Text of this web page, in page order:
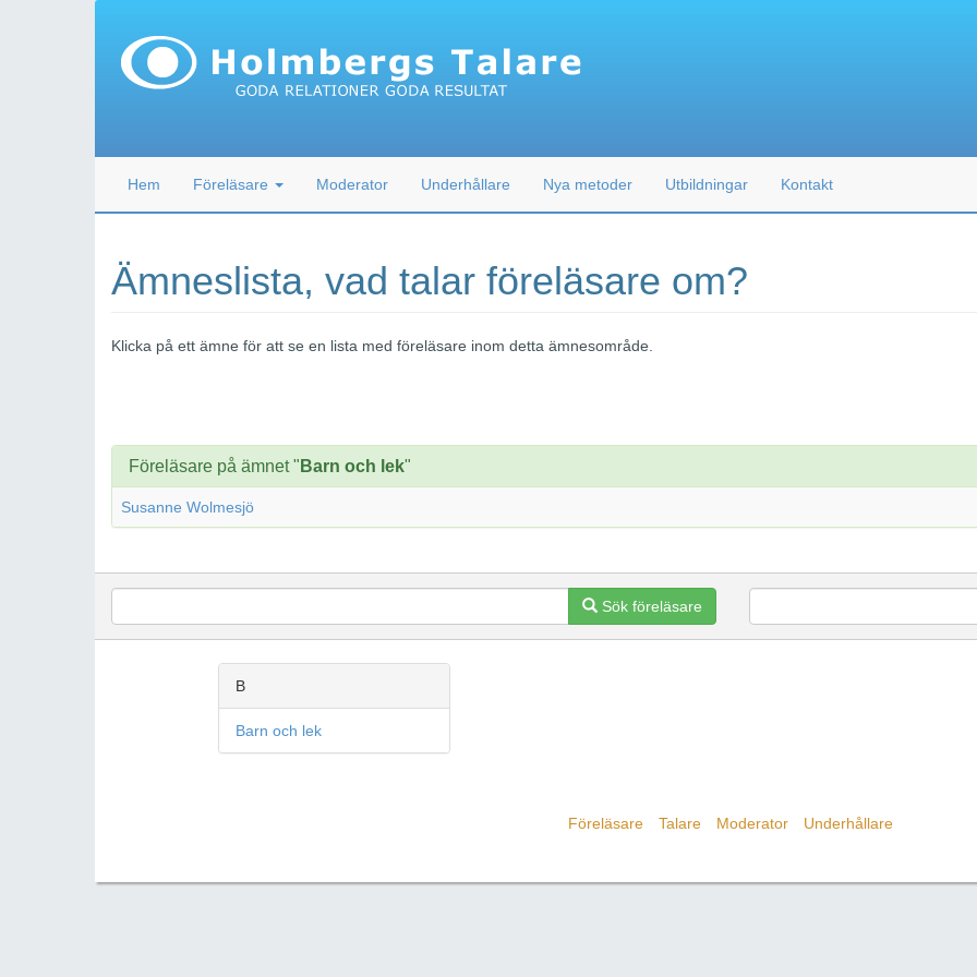
Hem Föreläsare Moderator Underhållare Nya metoder Utbildningar Kontakt
Ämneslista, vad talar föreläsare om?
Klicka på ett ämne för att se en lista med föreläsare inom detta ämnesområde.
Föreläsare på ämnet " Barn och lek"
Susanne Wolmesjö
Sök föreläsare
B
Barn och lek
Föreläsare Talare Moderator Underhållare